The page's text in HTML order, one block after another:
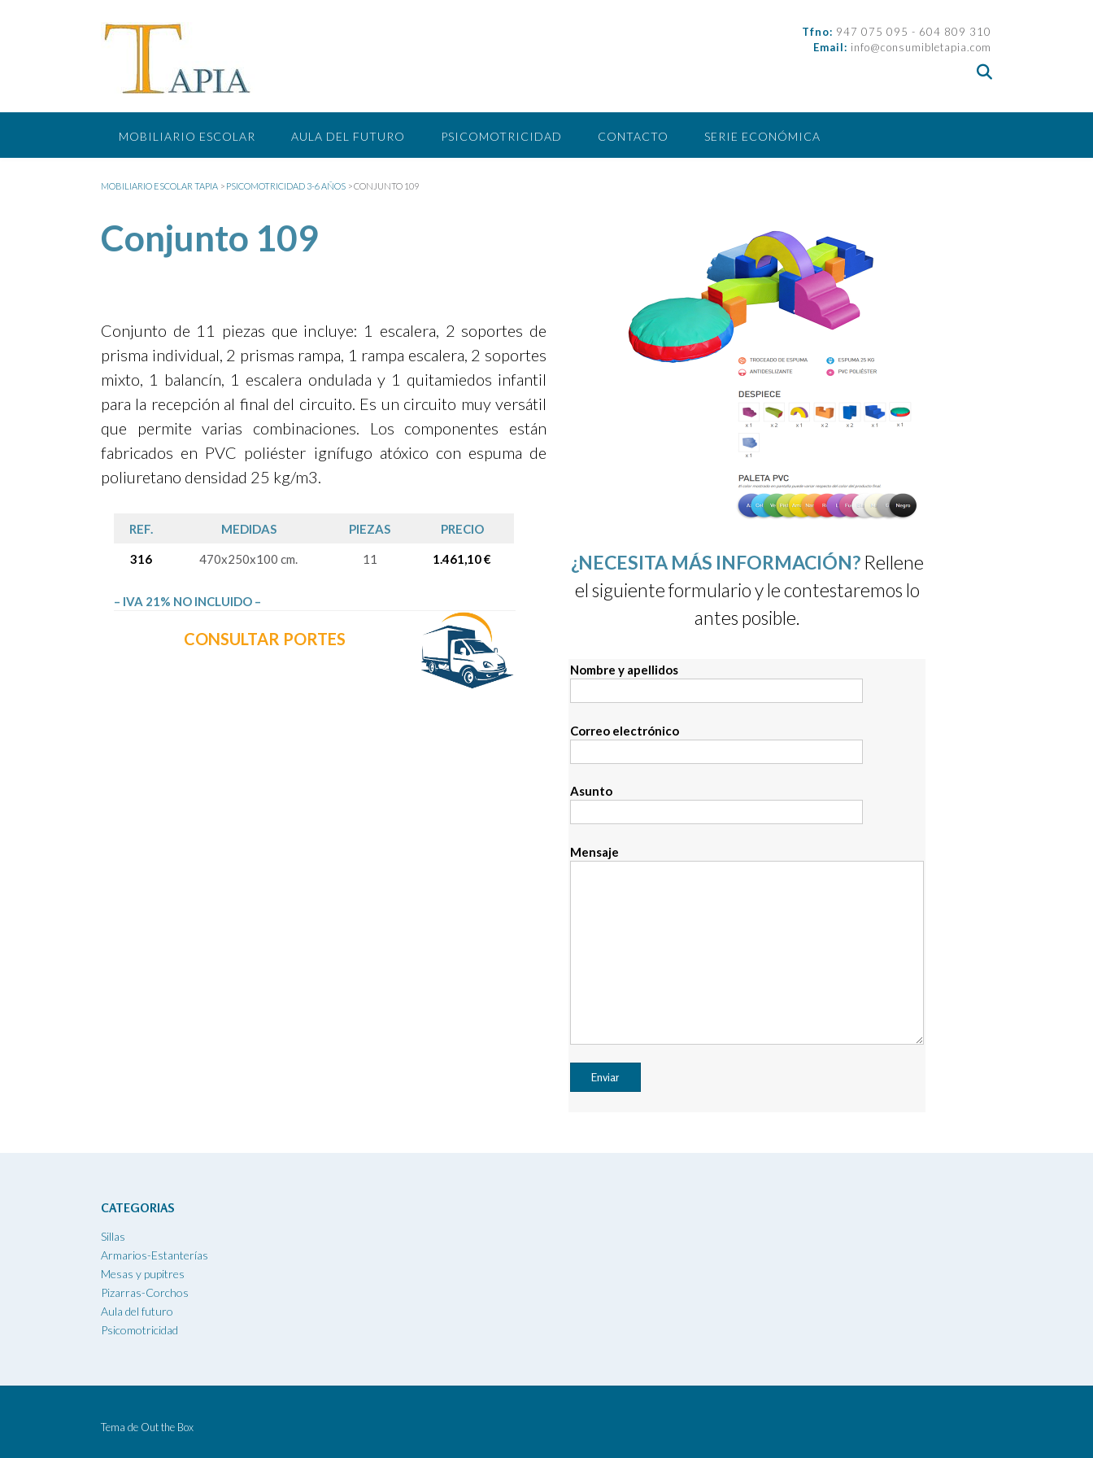
Tfno: 947 075 095 - 604 809 310
Email: info@consumibletapia.com
MOBILIARIO ESCOLAR AULA DEL FUTURO PSICOMOTRICIDAD CONTACTO SERIE ECONÓMICA
MOBILIARIO ESCOLAR TAPIA > PSICOMOTRICIDAD 3-6 AÑOS >CONJUNTO 109
Conjunto 109
Conjunto de 11 piezas que incluye: 1 escalera, 2 soportes de
prisma individual, 2 prismas rampa, 1 rampa escalera, 2 soportes
mixto, 1 balancín, 1 escalera ondulada y 1 quitamiedos infantil
para la recepción al final del circuito. Es un circuito muy versátil
que permite varias combinaciones. Los componentes están
fabricados en PVC poliéster ignífugo atóxico con espuma de
poliuretano densidad 25 kg/m3.
REF. MEDIDAS PIEZAS PRECIO
316 470x250x100 cm. 11 1.461,10 €
– IVA 21% NO INCLUIDO –
CONSULTAR PORTES
¿NECESITA MÁS INFORMACIÓN? Rellene
el siguiente formulario y le contestaremos lo
antes posible.
Nombre y apellidos
Correo electrónico
Asunto
Mensaje
CATEGORIAS
Sillas
Armarios-Estanterías
Mesas y pupitres
Pizarras-Corchos
Aula del futuro
Psicomotricidad
Tema de Out the Box